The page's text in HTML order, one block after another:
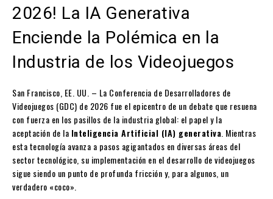
2026! La IA Generativa
Enciende la Polémica en la
Industria de los Videojuegos
San Francisco, EE. UU. – La Conferencia de Desarrolladores de
Videojuegos (GDC) de 2026 fue el epicentro de un debate que resuena
con fuerza en los pasillos de la industria global: el papel y la
aceptación de la Inteligencia Artificial (IA) generativa . Mientras
esta tecnología avanza a pasos agigantados en diversas áreas del
sector tecnológico, su implementación en el desarrollo de videojuegos
sigue siendo un punto de profunda fricción y, para algunos, un
verdadero «coco».